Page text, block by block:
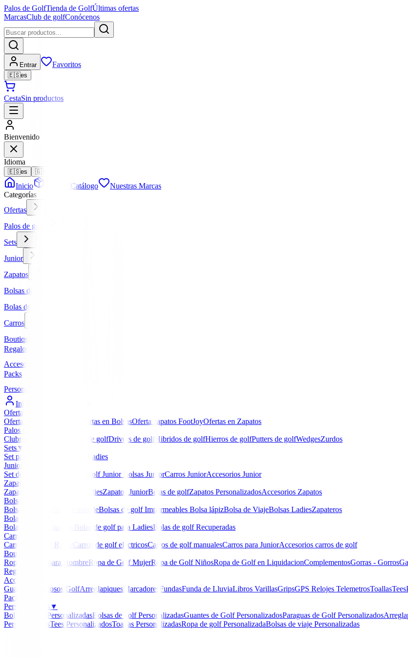
Palos de GolfTienda de GolfÚltimas ofertas
MarcasClub de golfConócenos
Entrar Favoritos
🇪🇸es
CestaSin productos
Bienvenido
Idioma
🇪🇸es 🇬🇧
Inicio Todo el Catálogo
Nuestras Marcas
Categorías
Ofertas
Palos de golf
Sets
Junior
Zapatos
Bolsas de golf
Bolas de golf
Carros
Boutique
Regalos
Accesorios
Packs
Personalizados
Iniciar Sesión / Registro
Ofertas
Ofertas en Palos de golf
Ofertas en BolsasOferta zapatos FootJoyOfertas en Zapatos
Palos de golf
Clubmaker
Maderas de golfDrivers de golf Hibridos de golfHierros de golfPutters de golfWedgesZurdos
Sets▼
Set para Caballero
Set para Ladies
Junior
Set de golf Junior
Palos de Golf Junior Bolsas JuniorCarros JuniorAccesorios Junior
Zapatos
Zapatos Hombre
Zapatos LadiesZapatos JuniorBotas de golfZapatos PersonalizadosAccesorios Zapatos
Bolsas de golf
Bolsa de carro
Bolsa de trípodeBolsas de golf Impermeables Bolsa lápizBolsa de ViajeBolsas LadiesZapateros
Bolas de golf
Bolas de Golf Nuevas
Bolas de golf para LadiesBolas de golf Recuperadas
Carros
Carros Clicgear Rovic Carros de golf eléctricosCarros de golf manualesCarros para JuniorAccesorios carros de golf
Boutique
Ropa de Golf para HombreRopa de Golf MujerRopa de Golf NiñosRopa de Golf en LiquidacionComplementosGorras - Gorros
Regalos
Accesorios
Guantes
Luminosos GolfArreglapiquesMarcadores FundasFunda de LluviaLibros VarillasGripsGPS Relojes TelemetrosToallasTees
Packs
Personalizados▼
Bolas de golf PersonalizadasBolsas de golf PersonalizadasGuantes de Golf PersonalizadosParaguas de Golf Personalizados
PersonalizadosTees PersonalizadosToallas PersonalizadasRopa de golf PersonalizadaBolsas de viaje Personalizadas